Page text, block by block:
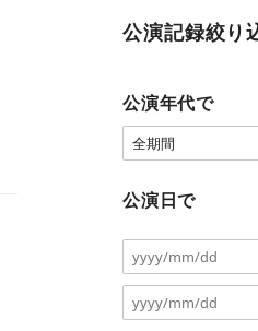
公演記録絞り
公演年代で
公演日で